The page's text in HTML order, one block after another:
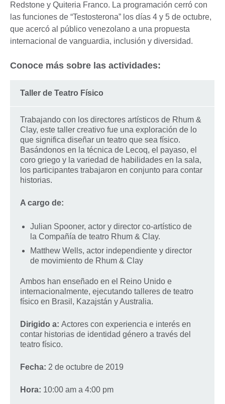
Redstone y Quiteria Franco. La programación cerró con
las funciones de “Testosterona” los días 4 y 5 de octubre,
que acercó al público venezolano a una propuesta
internacional de vanguardia, inclusión y diversidad.
Conoce más sobre las actividades:
Taller de Teatro Físico
Trabajando con los directores artísticos de Rhum &
Clay, este taller creativo fue una exploración de lo
que significa diseñar un teatro que sea físico.
Basándonos en la técnica de Lecoq, el payaso, el
coro griego y la variedad de habilidades en la sala,
los participantes trabajaron en conjunto para contar
historias.
A cargo de:
Julian Spooner, actor y director co-artístico de
la Compañía de teatro Rhum & Clay.
Matthew Wells, actor independiente y director
de movimiento de Rhum & Clay
Ambos han enseñado en el Reino Unido e
internacionalmente, ejecutando talleres de teatro
físico en Brasil, Kazajstán y Australia.
Dirigido a: Actores con experiencia e interés en
contar historias de identidad género a través del
teatro físico.
Fecha: 2 de octubre de 2019
Hora: 10:00 am a 4:00 pm